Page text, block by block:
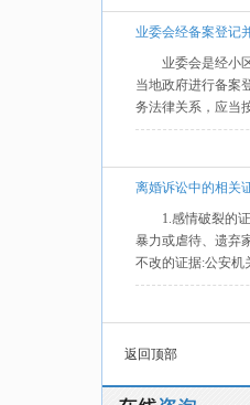
业委会经备案登记
业委会是经小
当地政府进行备案
务法律关系，应当
离婚诉讼中的相关
1.感情破裂的
暴力或虐待、遗弃
不改的证据:公安机
返回顶部